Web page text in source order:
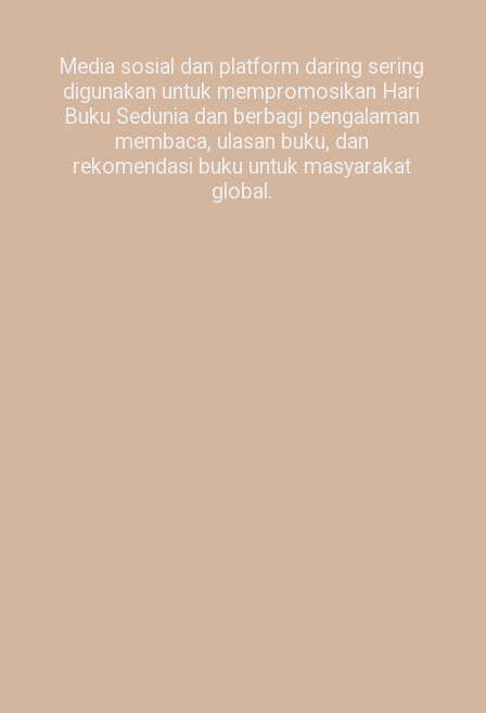
Media sosial dan platform daring sering
digunakan untuk mempromosikan Hari
Buku Sedunia dan berbagi pengalaman
membaca, ulasan buku, dan
rekomendasi buku untuk masyarakat
global.